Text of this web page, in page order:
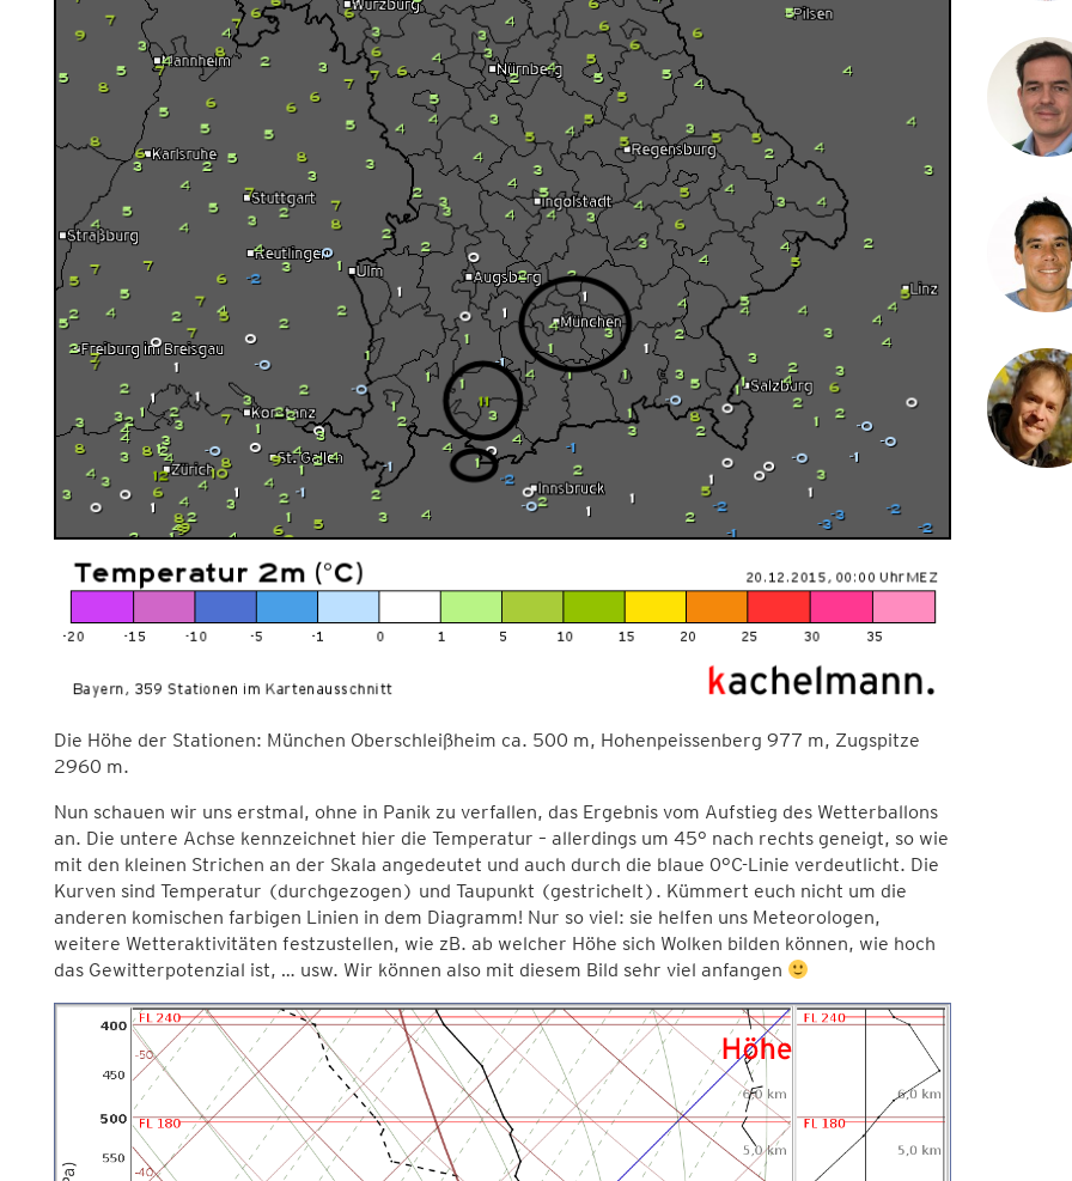
Die Höhe der Stationen: München Oberschleißheim ca. 500 m, Hohenpeissenberg 977 m, Zugspitze
2960 m.
Nun schauen wir uns erstmal, ohne in Panik zu verfallen, das Ergebnis vom Aufstieg des Wetterballons
an. Die untere Achse kennzeichnet hier die Temperatur – allerdings um 45° nach rechts geneigt, so wie
mit den kleinen Strichen an der Skala angedeutet und auch durch die blaue 0°C-Linie verdeutlicht. Die
Kurven sind Temperatur (durchgezogen) und Taupunkt (gestrichelt). Kümmert euch nicht um die
anderen komischen farbigen Linien in dem Diagramm! Nur so viel: sie helfen uns Meteorologen,
weitere Wetteraktivitäten festzustellen, wie zB. ab welcher Höhe sich Wolken bilden können, wie hoch
das Gewitterpotenzial ist, … usw. Wir können also mit diesem Bild sehr viel anfangen